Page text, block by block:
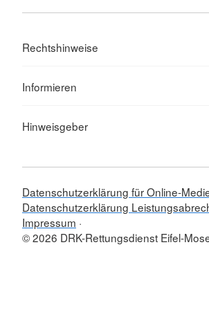
Rechtshinweise
Informieren
Hinweisgeber
Datenschutzerklärung für Online-
Datenschutzerklärung
Impressum
© 2026 DRK-Rettungsdienst Eifel-